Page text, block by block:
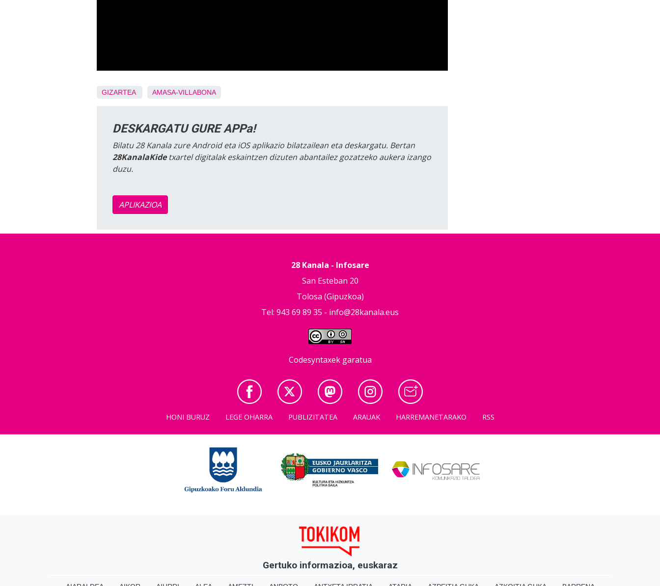
GIZARTEA AMASA-VILLABONA
DESKARGATU GURE APPa!
Bilatu 28 Kanala zure Android eta iOS aplikazio bilatzailean eta deskargatu. Bertan
28KanalaKidetxartel digitalak eskaintzen dizuten abantailez gozatzeko aukera izango
duzu.
APLIKAZIOA
28 Kanala - Infosare
San Esteban 20
Tolosa (Gipuzkoa)
Tel: 943 69 89 35 - info@28kanala.eus
Codesyntaxek garatua
HONI BURUZ LEGE OHARRA PUBLIZITATEA ARAUAK HARREMANETARAKO RSS
Gertuko informazioa, euskaraz